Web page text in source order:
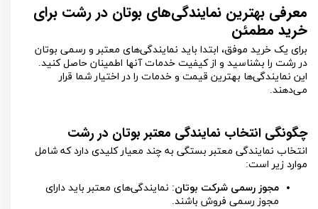
معرفی بهترین نمایندگی‌های بوتان در رشت برای
خرید مطمئن
برای یک خرید موفق، ابتدا باید نمایندگی‌های معتبر و رسمی بوتان
در رشت را بشناسید و از کیفیت خدمات آنها اطمینان حاصل کنید.
این نمایندگی‌ها بهترین قیمت و خدمات را در اختیار شما قرار
می‌دهند.
چگونگی انتخاب نمایندگی معتبر بوتان در رشت
انتخاب نمایندگی معتبر بستگی به چند معیار کلیدی دارد که شامل
موارد زیر است:
مجوز رسمی شرکت بوتان: نمایندگی‌های معتبر باید دارای
مجوز رسمی فروش باشند.